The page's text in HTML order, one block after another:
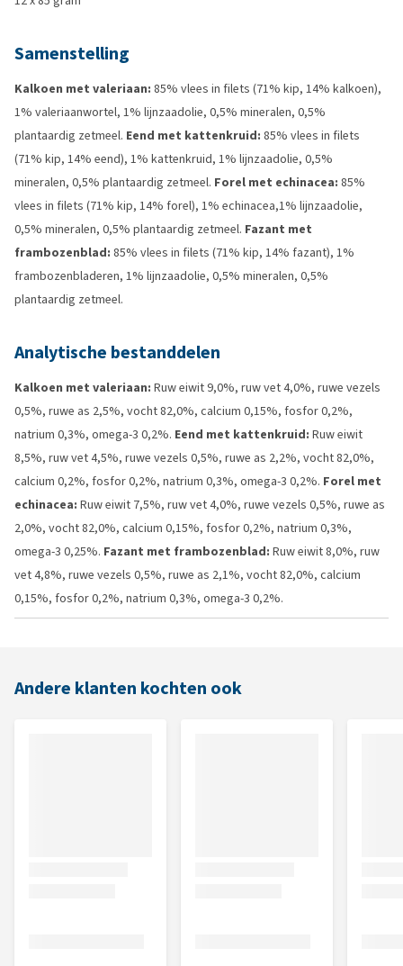
Samenstelling
Kalkoen met valeriaan: 85% vlees in filets (71% kip, 14% kalkoen),
1% valeriaanwortel, 1% lijnzaadolie, 0,5% mineralen, 0,5%
plantaardig zetmeel. Eend met kattenkruid: 85% vlees in filets
(71% kip, 14% eend), 1% kattenkruid, 1% lijnzaadolie, 0,5%
mineralen, 0,5% plantaardig zetmeel. Forel met echinacea: 85%
vlees in filets (71% kip, 14% forel), 1% echinacea,1% lijnzaadolie,
0,5% mineralen, 0,5% plantaardig zetmeel. Fazant met
frambozenblad: 85% vlees in filets (71% kip, 14% fazant), 1%
frambozenbladeren, 1% lijnzaadolie, 0,5% mineralen, 0,5%
plantaardig zetmeel.
Analytische bestanddelen
Kalkoen met valeriaan: Ruw eiwit 9,0%, ruw vet 4,0%, ruwe vezels
0,5%, ruwe as 2,5%, vocht 82,0%, calcium 0,15%, fosfor 0,2%,
natrium 0,3%, omega-3 0,2%. Eend met kattenkruid: Ruw eiwit
8,5%, ruw vet 4,5%, ruwe vezels 0,5%, ruwe as 2,2%, vocht 82,0%,
calcium 0,2%, fosfor 0,2%, natrium 0,3%, omega-3 0,2%. Forel met
echinacea: Ruw eiwit 7,5%, ruw vet 4,0%, ruwe vezels 0,5%, ruwe as
2,0%, vocht 82,0%, calcium 0,15%, fosfor 0,2%, natrium 0,3%,
omega-3 0,25%. Fazant met frambozenblad: Ruw eiwit 8,0%, ruw
vet 4,8%, ruwe vezels 0,5%, ruwe as 2,1%, vocht 82,0%, calcium
0,15%, fosfor 0,2%, natrium 0,3%, omega-3 0,2%.
Andere klanten kochten ook